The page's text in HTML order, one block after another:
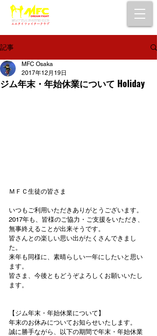
記事
ジム年末・年始休業について Holiday
MFC Osaka
2017年12月19日
ＭＦＣ生徒の皆さま
いつもご利用いただきありがとうございます。
2017年も、皆様のご協力・ご支援をいただき、
無事終えることが出来そうです。
皆さんとの楽しい思い出がたくさんできまし
た。
来年も同様に、素晴らしい一年にしたいと思い
ます。
皆さま、今後ともどうぞよろしくお願いいたし
ます。
【ジム年末・年始休業について】
年末のお休みについてお知らせいたします。
誠に勝手ながら、以下の期間で年末・年始休業